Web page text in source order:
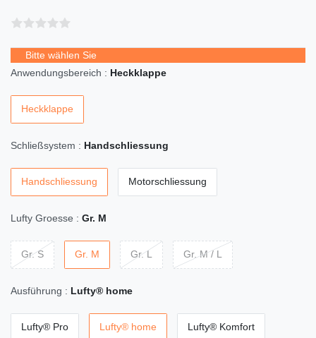
Bitte wählen Sie
Anwendungsbereich : Heckklappe
Heckklappe
Schließsystem : Handschliessung
Handschliessung Motorschliessung
Lufty Groesse : Gr. M
Gr. S Gr. M Gr. L Gr. M / L
Ausführung : Lufty® home
Lufty® Pro Lufty® home Lufty® Komfort